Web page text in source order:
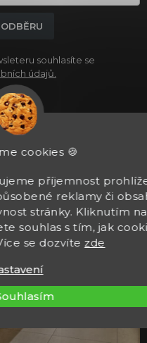
cookies 🍪
příjemnost
reklamy či
stránky. Kliknutím na
souhlas s tím, jak
se dozvíte zde
souhlasíte se
údajů.